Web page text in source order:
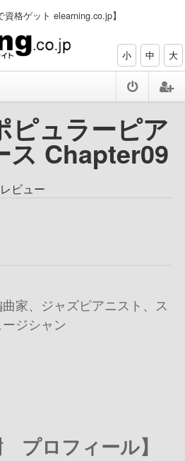
資格ゲット elearning.co.jp】
小 中 大
ピュラーピア
ス Chapter09
ビュー
家、ジャズピアニスト、ス
ジシャン
プロフィール】